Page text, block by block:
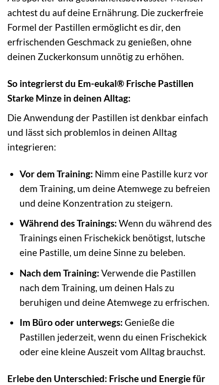
achtest du auf deine Ernährung. Die zuckerfreie
Formel der Pastillen ermöglicht es dir, den
erfrischenden Geschmack zu genießen, ohne
deinen Zuckerkonsum unnötig zu erhöhen.
So integrierst du Em-eukal® Frische Pastillen
Starke Minze in deinen Alltag:
Die Anwendung der Pastillen ist denkbar einfach
und lässt sich problemlos in deinen Alltag
integrieren:
Vor dem Training: Nimm eine Pastille kurz vor
dem Training, um deine Atemwege zu befreien
und deine Konzentration zu steigern.
Während des Trainings: Wenn du während des
Trainings einen Frischekick benötigst, lutsche
eine Pastille, um deine Sinne zu beleben.
Nach dem Training: Verwende die Pastillen
nach dem Training, um deinen Hals zu
beruhigen und deine Atemwege zu erfrischen.
Im Büro oder unterwegs: Genieße die
Pastillen jederzeit, wenn du einen Frischekick
oder eine kleine Auszeit vom Alltag brauchst.
Erlebe den Unterschied: Frische und Energie für